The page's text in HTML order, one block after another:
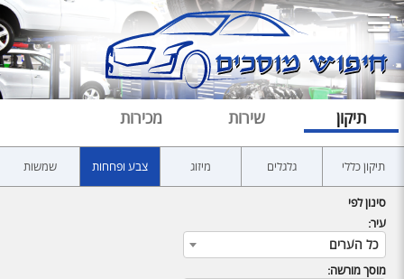
תיקון שירות מכירות
תיקון כללי גלגלים מיזוג צבע ופחחות שמשות
סינון לפי
עיר:
כל הערים
מוסך מורשה: